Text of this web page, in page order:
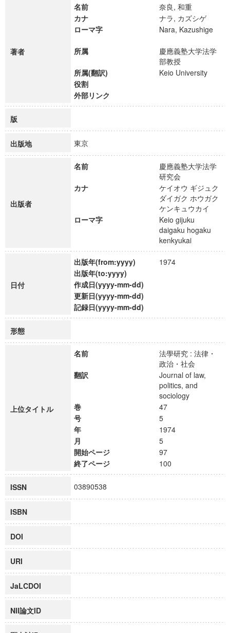
著者
名前
奈良, 和重
カナ
ナラ, カズシゲ
ローマ字
Nara, Kazushige
所属
慶應義塾大学法学
部教授
所属(翻訳)
Keio University
役割
外部リンク
版
出版地 東京
出版者
名前
慶應義塾大学法学
研究会
カナ
ケイオウ ギジュク
ダイガク ホウガク
ケンキュウカイ
ローマ字
Keio gijuku
daigaku hogaku
kenkyukai
日付
出版年(from:yyyy)
1974
出版年(to:yyyy)
作成日(yyyy-mm-dd)
更新日(yyyy-mm-dd)
記録日(yyyy-mm-dd)
形態
上位タイトル
名前
法學研究 : 法律・
政治・社会
翻訳
Journal of law,
politics, and
sociology
巻
47
号
5
年
1974
月
5
開始ページ
97
終了ページ
100
ISSN 03890538
ISBN
DOI
URI
JaLCDOI
NII論文ID